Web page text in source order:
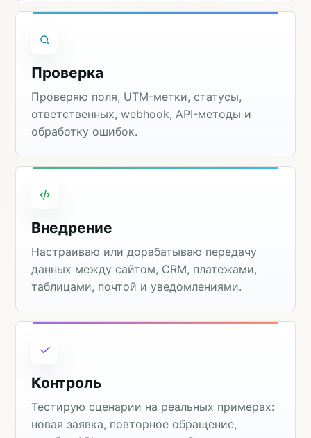
Проверка
Проверяю поля, UTM-метки, статусы,
ответственных, webhook, API-методы и
обработку ошибок.
Внедрение
Настраиваю или дорабатываю передачу
данных между сайтом, CRM, платежами,
таблицами, почтой и уведомлениями.
Контроль
Тестирую сценарии на реальных примерах:
новая заявка, повторное обращение,